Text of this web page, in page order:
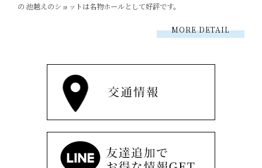
の 池越えのショットは名物ホールとして好評です。
MORE DETAIL